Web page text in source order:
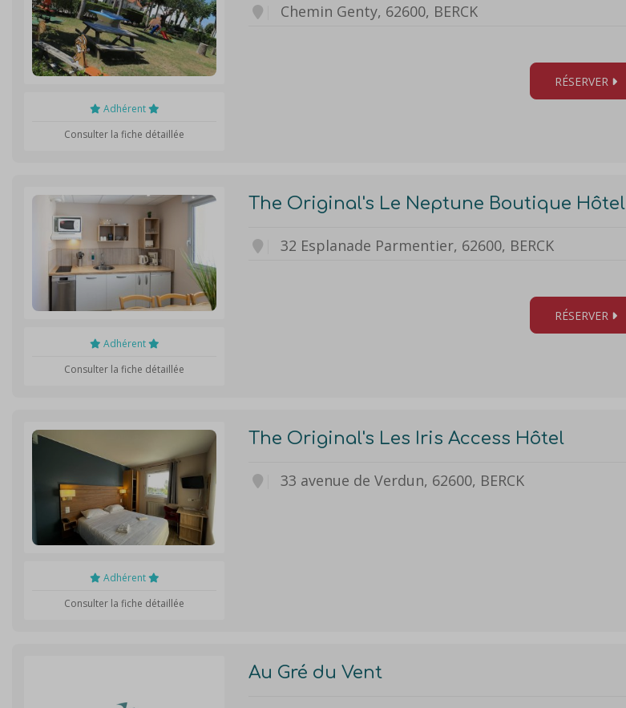
Adhérent
Consulter la fiche détaillée
Chemin Genty, 62600, BERCK
RÉSERVER
Adhérent
Consulter la fiche détaillée
The Original's Le Neptune Boutique Hôtel
32 Esplanade Parmentier, 62600, BERCK
RÉSERVER
Adhérent
Consulter la fiche détaillée
The Original's Les Iris Access Hôtel
33 avenue de Verdun, 62600, BERCK
Au Gré du Vent